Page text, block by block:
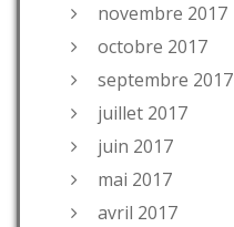
novembre 2017
octobre 2017
septembre 2017
juillet 2017
juin 2017
mai 2017
avril 2017